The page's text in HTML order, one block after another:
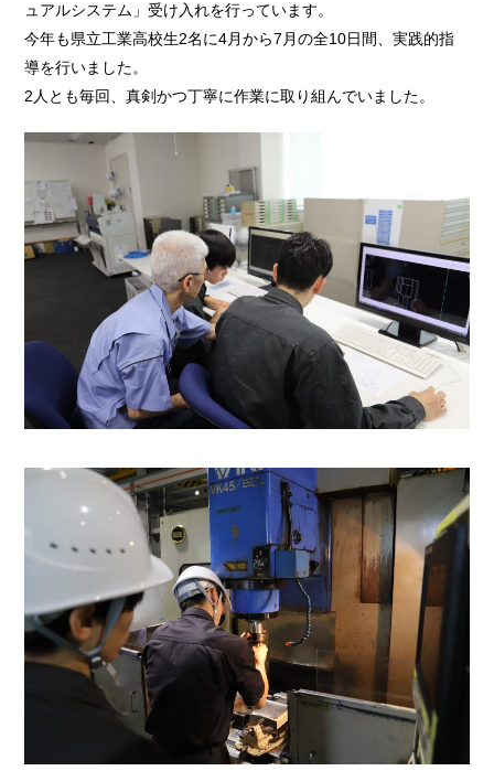
ュアルシステム」受け入れを行っています。
今年も県立工業高校生2名に4月から7月の全10日間、実践的指
導を行いました。
2人とも毎回、真剣かつ丁寧に作業に取り組んでいました。